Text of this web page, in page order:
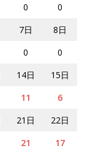
0
0
7日
8日
0
0
14日
15日
11
6
21日
22日
21
17